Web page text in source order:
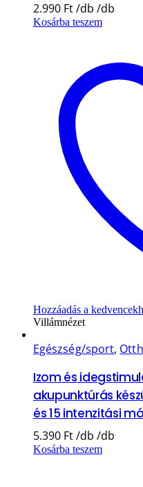
2.990 Ft
Kosárba teszem
Hozzáadás a
Villámnézet
Egészség/sport,
Izom és
akupunktúrás
és 15 intenzitási
5.390 Ft
Kosárba teszem